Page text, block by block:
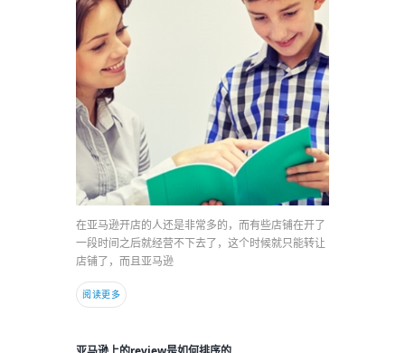
在亚马逊开店的人还是非常多的，而有些店铺在开了
一段时间之后就经营不下去了，这个时候就只能转让
店铺了，而且亚马逊
阅读更多